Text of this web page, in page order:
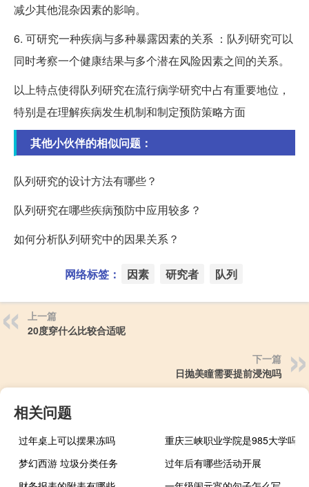
减少其他混杂因素的影响。
6. 可研究一种疾病与多种暴露因素的关系 ：队列研究可以
同时考察一个健康结果与多个潜在风险因素之间的关系。
以上特点使得队列研究在流行病学研究中占有重要地位，
特别是在理解疾病发生机制和制定预防策略方面
其他小伙伴的相似问题：
队列研究的设计方法有哪些？
队列研究在哪些疾病预防中应用较多？
如何分析队列研究中的因果关系？
网络标签： 因素 研究者 队列
上一篇
20度穿什么比较合适呢
下一篇
日抛美瞳需要提前浸泡吗
相关问题
过年桌上可以摆果冻吗
重庆三峡职业学院是985大学吗
梦幻西游 垃圾分类任务
过年后有哪些活动开展